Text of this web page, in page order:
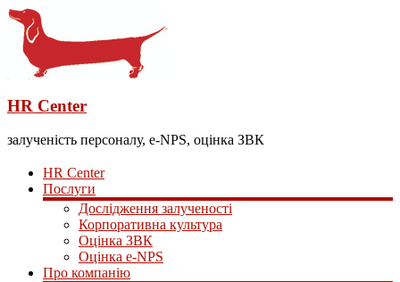
HR Center
залученість персоналу, e-NPS, оцінка ЗВК
HR Center
Послуги
Дослідження залученості
Корпоративна культура
Оцінка ЗВК
Оцінка e-NPS
Про компанію